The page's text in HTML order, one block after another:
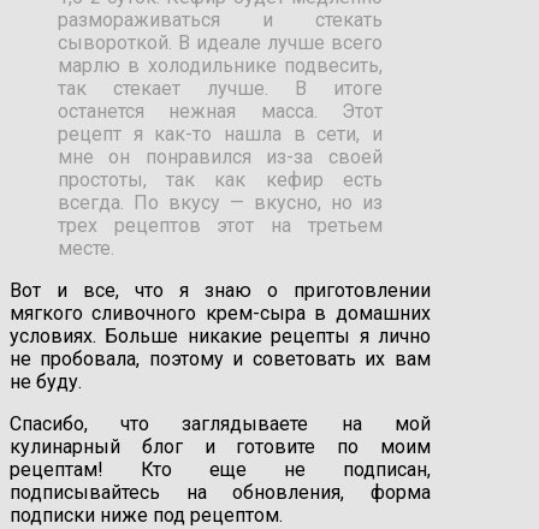
размораживаться и стекать
сывороткой. В идеале лучше всего
марлю в холодильнике подвесить,
так стекает лучше. В итоге
останется нежная масса. Этот
рецепт я как-то нашла в сети, и
мне он понравился из-за своей
простоты, так как кефир есть
всегда. По вкусу — вкусно, но из
трех рецептов этот на третьем
месте.
Вот и все, что я знаю о приготовлении
мягкого сливочного крем-сыра в домашних
условиях. Больше никакие рецепты я лично
не пробовала, поэтому и советовать их вам
не буду.
Спасибо, что заглядываете на мой
кулинарный блог и готовите по моим
рецептам! Кто еще не подписан,
подписывайтесь на обновления, форма
подписки ниже под рецептом.